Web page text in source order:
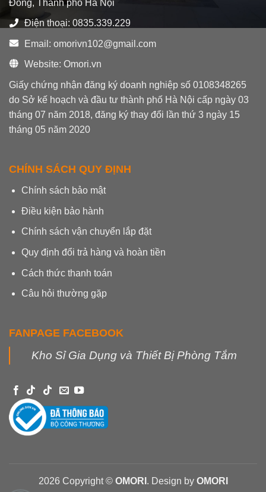
Đông, Thành phố Hà Nội
Điện thoại: 0835.339.229
Email: omorivn102@gmail.com
Website: Omori.vn
Giấy chứng nhận đăng ký doanh nghiệp số 0108348265
do Sở kế hoạch và đầu tư thành phố Hà Nội cấp ngày 03
tháng 07 năm 2018, đăng ký thay đổi lần thứ 3 ngày 15
tháng 05 năm 2020
CHÍNH SÁCH QUY ĐỊNH
Chính sách bảo mật
Điều kiện bảo hành
Chính sách vận chuyển lắp đặt
Quy định đổi trả hàng và hoàn tiền
Cách thức thanh toán
Câu hỏi thường gặp
FANPAGE FACEBOOK
Kho Sỉ Gia Dụng và Thiết Bị Phòng Tắm
2026 Copyright © OMORI . Design by OMORI